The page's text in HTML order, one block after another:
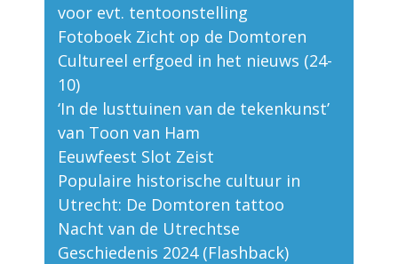
voor evt. tentoonstelling
Fotoboek Zicht op de Domtoren
Cultureel erfgoed in het nieuws (24-
10)
‘In de lusttuinen van de tekenkunst’
van Toon van Ham
Eeuwfeest Slot Zeist
Populaire historische cultuur in
Utrecht: De Domtoren tattoo
Nacht van de Utrechtse
Geschiedenis 2024 (Flashback)